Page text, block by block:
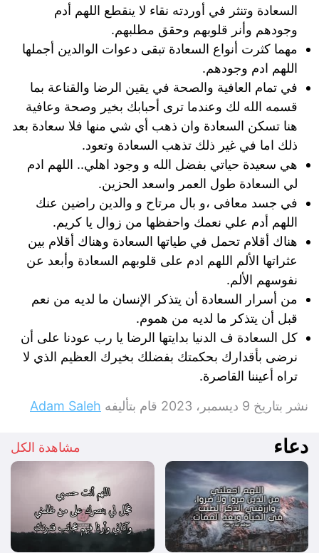
السعادة وتنثر في أوردته نقاء لا ينقطع اللهم أدم
وجودهم وأنر قلوبهم وحقق مطلبهم.
مهما كثرت أنواع السعادة تبقى دعوات الوالدين أجملها
اللهم ادم وجودهم.
في تمام العافية والصحة في يقين الرضا والقناعة بما
قسمه الله لك وعندما ترى أحبابك بخير وصحة وعافية
هنا تسكن السعادة وان ذهب أي شي منها فلا سعادة بعد
ذلك اما في غير ذلك تذهب السعادة وتعود.
هي سعيدة حياتي بفضل الله و وجود اهلي.. اللهم ادم
لي السعادة طول العمر واسعد الحزين.
في جسد معافى ،و بال مرتاح و والدين راضين عنك
اللهم أدم علي نعمك واحفظها من زوال يا كريم.
هناك أقلام تحمل في طياتها السعادة وهناك أقلام بين
عثراتها الألم اللهم ادم على قلوبهم السعادة وأبعد عن
نفوسهم الألم.
من أسرار السعادة أن يتذكر الإنسان ما لديه من نعم
قبل أن يتذكر ما لديه من هموم.
كل السعادة ف الدنيا بدايتها الرضا يا رب عودنا على أن
نرضى بأقدارك بحكمتك بفضلك بخيرك العظيم الذي لا
تراه أعيننا القاصرة.
نشر بتاريخ 9 ديسمبر، 2023 قام بتأليفه Adam Saleh
دعاء مشاهدة الكل